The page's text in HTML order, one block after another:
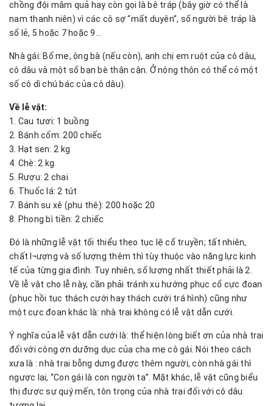
chồng đội mâm quả hay còn gọi là bê tráp (bây giờ có thể là
nam thanh niên) vì các cô sợ “mất duyên”, số người bê tráp là
số lẻ, 5 hoặc 7 hoặc 9…
Nhà gái: Bố mẹ, ông bà (nếu còn), anh chị em ruột của cô dâu,
cô dâu và một số bạn bè thân cận. Ở nông thôn có thể có một
số cô dì chú bác của cô dâu).
Về lễ vật:
1. Cau tươi: 1 buồng
2. Bánh cốm: 200 chiếc
3. Hạt sen: 2 kg
4. Chè: 2 kg
5. Rượu: 2 chai
6. Thuốc lá: 2 tút
7. Bánh su xê (phu thê): 200 hoặc 20
8. Phong bì tiền: 2 chiếc
Đó là những lễ vật tối thiểu theo tục lệ cổ truyền; tất nhiên,
chất l¬ượng và số lượng thêm thì tùy thuộc vào năng lực kinh
tế của từng gia đình. Tuy nhiên, số lượng nhất thiết phải là 2.
Về lễ vật cho lễ này, cần phải tránh xu hướng phục cổ cực đoan
(phục hồi tục thách cưới hay thách cưới trá hình) cũng như
một cực đoan khác là: nhà trai không có lễ vật dẫn cưới.
Ý nghĩa của lễ vật dẫn cưới là: thể hiện lòng biết ơn của nhà trai
đối với công ơn dưỡng dục của cha mẹ cô gái. Nói theo cách
xưa là : nhà trai bỗng dưng được thêm người, còn nhà gái thì
ngược lại, “Con gái là con người ta”. Mặt khác, lễ vật cũng biểu
thị được sự quý mến, tôn trọng của nhà trai đối với cô dâu